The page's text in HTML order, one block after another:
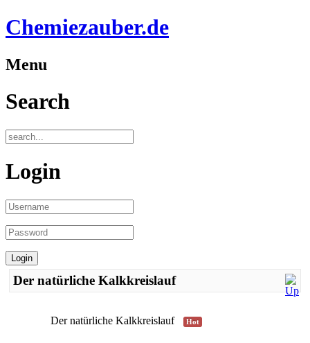
Chemiezauber.de
Menu
Search
Login
Der natürliche Kalkkreislauf
Der natürliche Kalkkreislauf Hot